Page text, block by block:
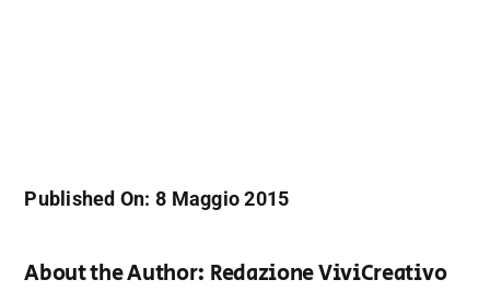
Published On: 8 Maggio 2015
About the Author: Redazione ViviCreativo